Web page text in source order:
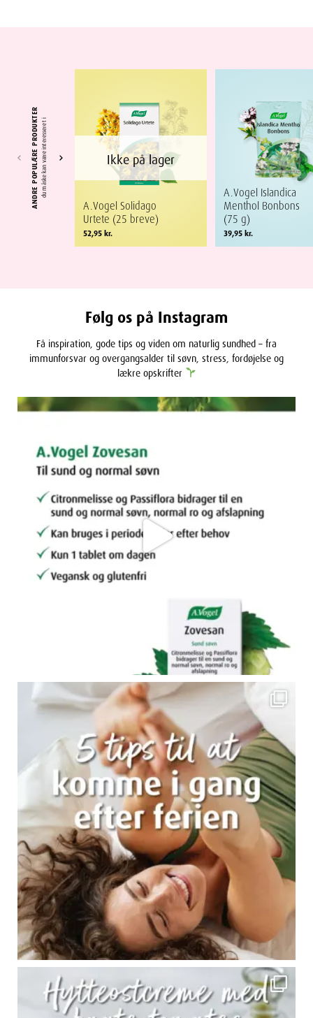
ANDRE POPULÆRE PRODUKTERdu måske kan være interesseret i
A.Vogel Solidago
Urtete (25 breve)
52,95kr.
Ikke på lager
A.Vogel Islandica
Menthol Bonbons
(75 g)
39,95kr.
Følg os på Instagram
Få inspiration, gode tips og viden om naturlig sundhed – fra
immunforsvar og overgangsalder til søvn, stress, fordøjelse og
lækre opskrifter